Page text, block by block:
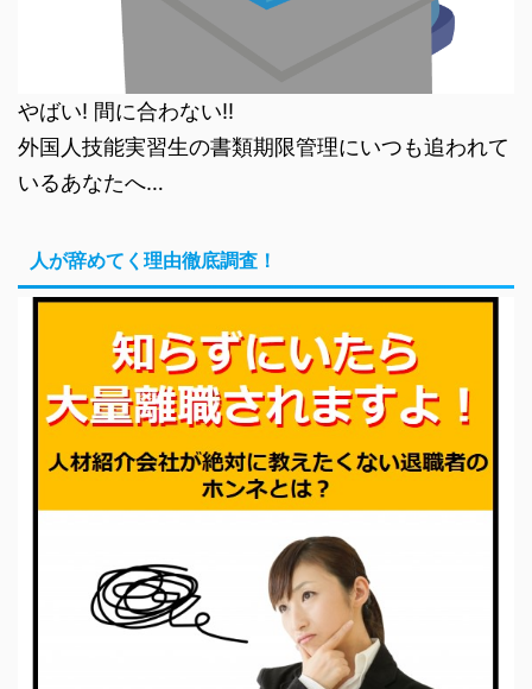
やばい! 間に合わない!!
外国人技能実習生の書類期限管理にいつも追われて
いるあなたへ…
人が辞めてく理由徹底調査！